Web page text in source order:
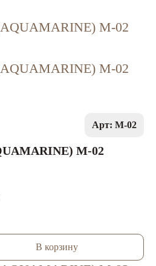
Арт: M-02
M-02
В корзину